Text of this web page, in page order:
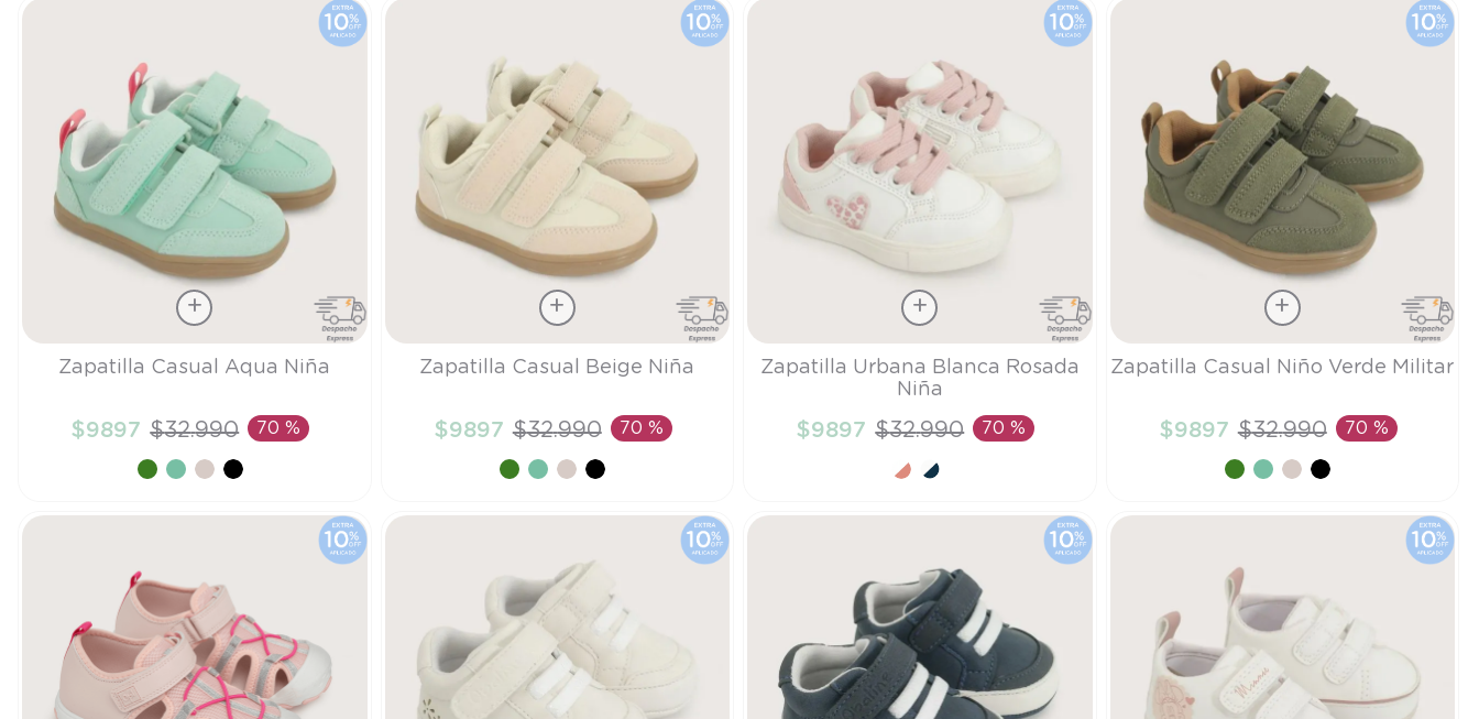
Talla
AÑADIR AL CARRITO
Zapatilla Casual Aqua Niña
$9897 $32.990 70 %
Talla
AÑADIR AL CARRITO
Zapatilla Casual Beige Niña
$9897 $32.990 70 %
Talla
AÑADIR AL CARRITO
Zapatilla Urbana Blanca Rosada
Niña
$9897 $32.990 70 %
Talla
AÑADIR AL CARRITO
Zapatilla Casual Niño Verde Militar
$9897 $32.990 70 %